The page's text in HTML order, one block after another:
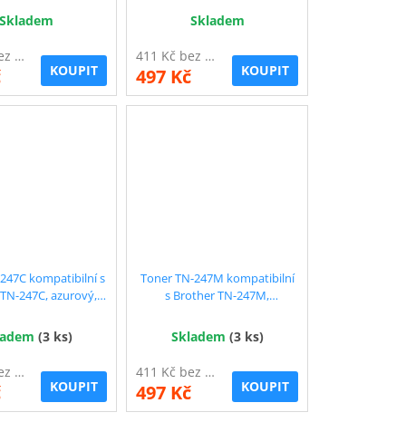
411 Kč bez DPH
KOUPIT
Skladem
411 Kč bez DPH
497 Kč KOUPIT
kompatibilní s
247C, azurový,
(3 ks)
411 Kč bez DPH
KOUPIT
Toner TN-247M kompatibilní
s Brother TN-247M,
Skladem (3 ks)
411 Kč bez DPH
497 Kč KOUPIT